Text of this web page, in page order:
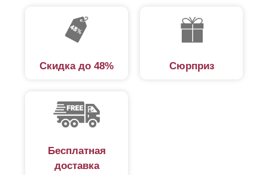
Скидка до 48% Сюрприз
Бесплатная
доставка